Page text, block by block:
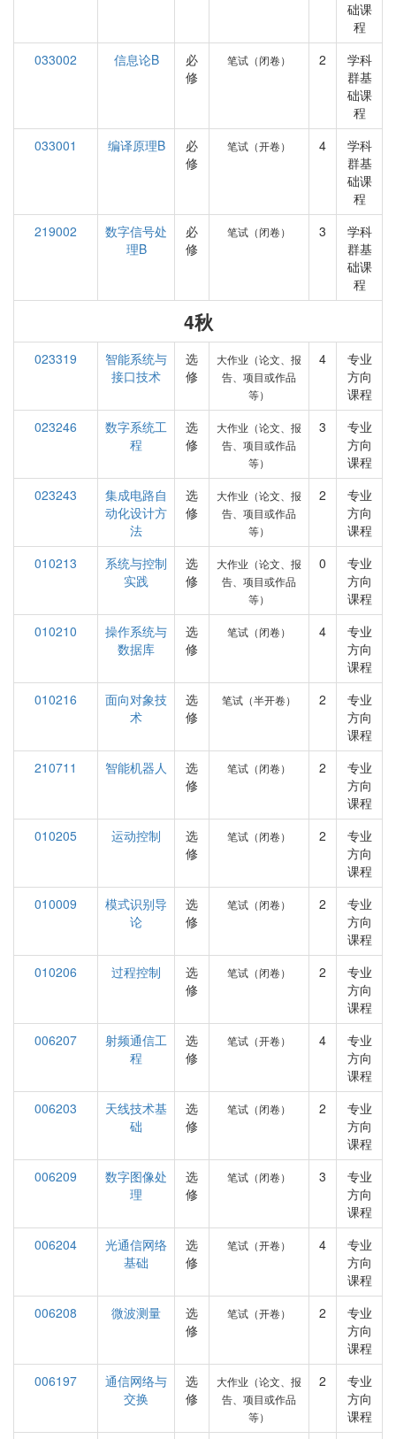
础课
程
033002
信息论B
必
修
笔试（闭卷） 2
学科
群基
础课
程
033001
编译原理B
必
修
笔试（开卷） 4
学科
群基
础课
程
219002
数字信号处
理B
必
修
笔试（闭卷） 3
学科
群基
础课
程
4秋
023319
智能系统与
接口技术
选
修
大作业（论文、报
告、项目或作品
等）
4
专业
方向
课程
023246
数字系统工
程
选
修
大作业（论文、报
告、项目或作品
等）
3
专业
方向
课程
023243
集成电路自
动化设计方
法
选
修
大作业（论文、报
告、项目或作品
等）
2
专业
方向
课程
010213
系统与控制
实践
选
修
大作业（论文、报
告、项目或作品
等）
0
专业
方向
课程
010210
操作系统与
数据库
选
修
笔试（闭卷） 4
专业
方向
课程
010216
面向对象技
术
选
修
笔试（半开卷） 2
专业
方向
课程
210711
智能机器人
选
修
笔试（闭卷） 2
专业
方向
课程
010205
运动控制
选
修
笔试（闭卷） 2
专业
方向
课程
010009
模式识别导
论
选
修
笔试（闭卷） 2
专业
方向
课程
010206
过程控制
选
修
笔试（闭卷） 2
专业
方向
课程
006207
射频通信工
程
选
修
笔试（开卷） 4
专业
方向
课程
006203
天线技术基
础
选
修
笔试（闭卷） 2
专业
方向
课程
006209
数字图像处
理
选
修
笔试（闭卷） 3
专业
方向
课程
006204
光通信网络
基础
选
修
笔试（开卷） 4
专业
方向
课程
006208
微波测量
选
修
笔试（开卷） 2
专业
方向
课程
006197
通信网络与
交换
选
修
大作业（论文、报
告、项目或作品
等）
2
专业
方向
课程